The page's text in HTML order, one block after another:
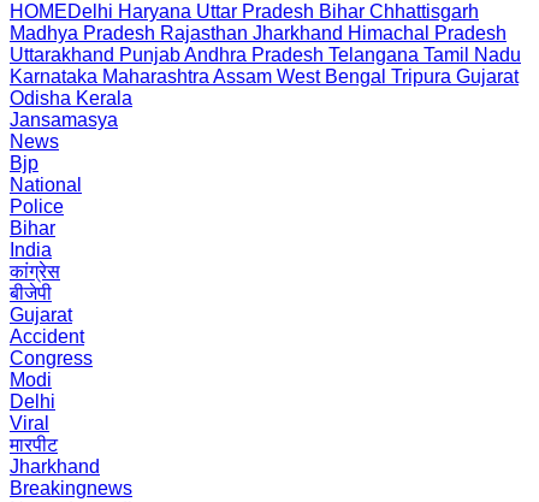
HOMEDelhi Haryana Uttar Pradesh Bihar Chhattisgarh
Madhya Pradesh Rajasthan Jharkhand Himachal Pradesh
Uttarakhand PunjabAndhra Pradesh Telangana Tamil Nadu
Karnataka Maharashtra Assam West Bengal Tripura Gujarat
Odisha Kerala
Jansamasya
News
Bjp
National
Police
Bihar
India
कांग्रेस
बीजेपी
Gujarat
Accident
Congress
Modi
Delhi
Viral
मारपीट
Jharkhand
Breakingnews